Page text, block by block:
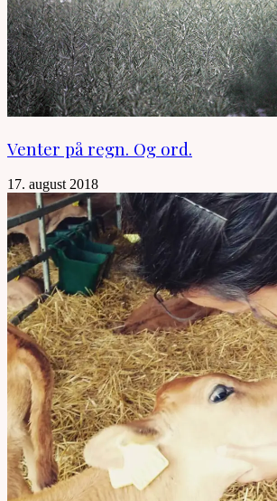
Venter på regn. Og ord.
17. august 2018